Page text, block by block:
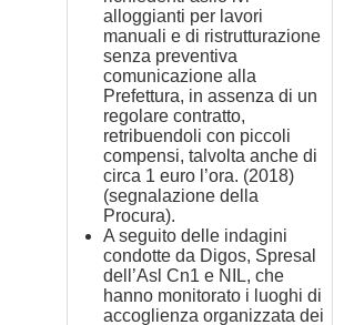
alloggianti per lavori
manuali e di ristrutturazione
senza preventiva
comunicazione alla
Prefettura, in assenza di un
regolare contratto,
retribuendoli con piccoli
compensi, talvolta anche di
circa 1 euro l’ora. (2018)
(segnalazione della
Procura).
A seguito delle indagini
condotte da Digos, Spresal
dell’Asl Cn1 e NIL, che
hanno monitorato i luoghi di
accoglienza organizzata dei